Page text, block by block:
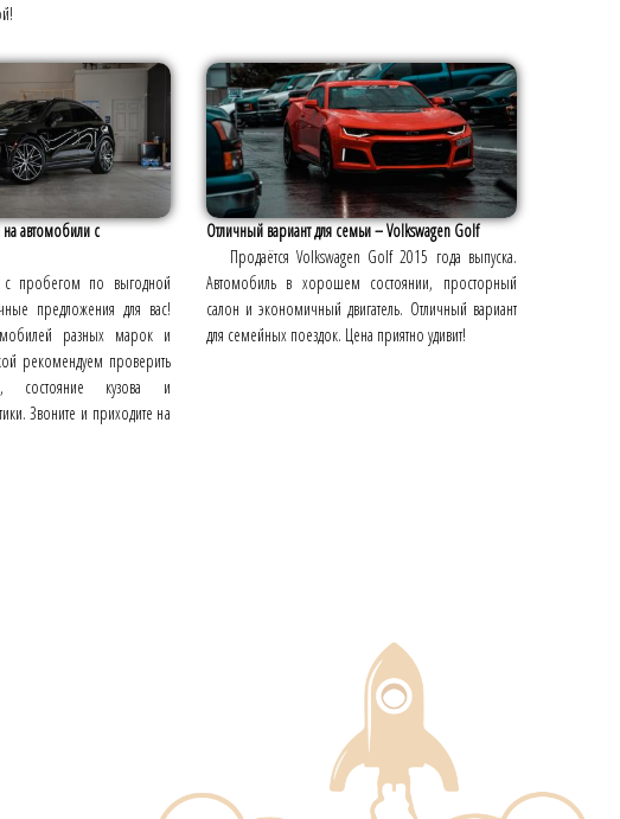
автомобили с
с пробегом по выгодной
предложения для вас!
разных марок и
рекомендуем проверить
состояние кузова и
Звоните и приходите на
Отличный вариант для семьи – Volkswagen Golf
Продаётся Volkswagen Golf 2015 года выпуска.
Автомобиль в хорошем состоянии, просторный
салон и экономичный двигатель. Отличный вариант
для семейных поездок. Цена приятно удивит!